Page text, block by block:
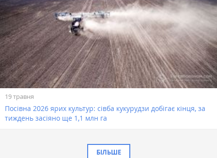
19 травня
Посівна 2026 ярих культур: сівба кукурудзи добігає кінця, за
тиждень засіяно ще 1,1 млн га
БІЛЬШЕ